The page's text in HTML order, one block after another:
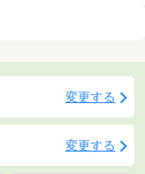
ェックすることがお
変更する
変更する